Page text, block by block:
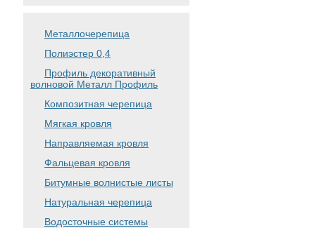
Металлочерепица
Полиэстер 0,4
Профиль декоративный
волновой Металл Профиль
Композитная черепица
Мягкая кровля
Направляемая кровля
Фальцевая кровля
Битумные волнистые листы
Натуральная черепица
Водосточные системы